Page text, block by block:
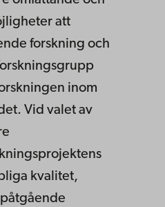
att
forskning och
inom
Vid valet av
kvalitet,